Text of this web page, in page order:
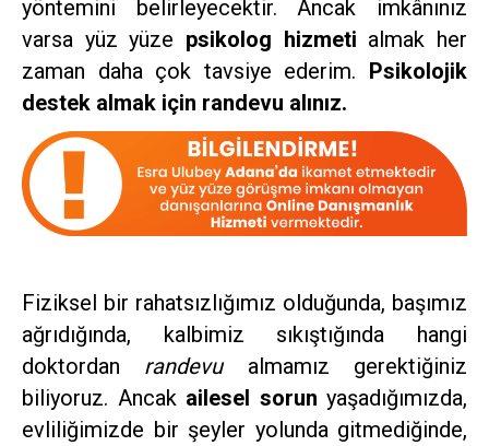
yöntemini belirleyecektir. Ancak imkânınız
varsa yüz yüze psikolog hizmeti almak her
zaman daha çok tavsiye ederim. Psikolojik
destek almak için randevu alınız.
Fiziksel bir rahatsızlığımız olduğunda, başımız
ağrıdığında, kalbimiz sıkıştığında hangi
doktordan randevualmamız gerektiğiniz
biliyoruz. Ancak ailesel sorun yaşadığımızda,
evliliğimizde bir şeyler yolunda gitmediğinde,